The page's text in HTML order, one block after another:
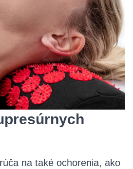
na také ochorenia, ako